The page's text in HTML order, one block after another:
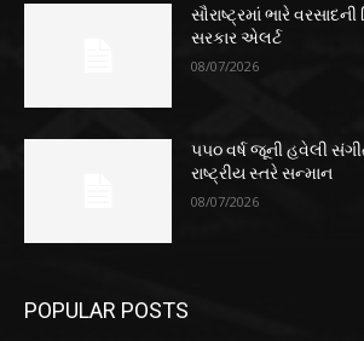
સૌરાષ્ટ્રમાં ભારે
સરકાર એલર્ટ
08/07/2026
૫૫૦ વર્ષ જૂની હવેલી
રાષ્ટ્રીય સ્તરે સન્માન
08/07/2026
POPULAR POSTS